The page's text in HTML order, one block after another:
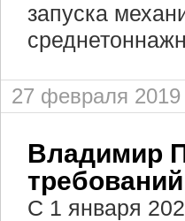
запуска
27 февраля 2019
Владимир
С 1 января